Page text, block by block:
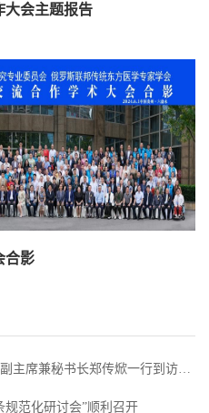
大会主题报告
合影
规范化研讨会”顺利召开